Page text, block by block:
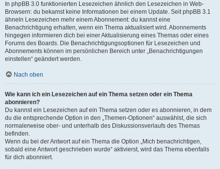
In phpBB 3.0 funktionierten Lesezeichen ähnlich den Lesezeichen in Web-
Browsern: du bekamst keine Informationen bei einem Update. Seit phpBB 3.1
ähneln Lesezeichen mehr einem Abonnement: du kannst eine
Benachrichtigung erhalten, wenn ein Thema aktualisiert wird. Abonnements
hingegen informieren dich bei einer Aktualisierung eines Themas oder eines
Forums des Boards. Die Benachrichtigungsoptionen für Lesezeichen und
Abonnements können im persönlichen Bereich unter „Benachrichtigungen
einstellen“ geändert werden.
Nach oben
Wie kann ich ein Lesezeichen auf ein Thema setzen oder ein Thema
abonnieren?
Du kannst ein Lesezeichen auf ein Thema setzen oder es abonnieren, in dem
du die entsprechende Option in den „Themen-Optionen“ auswählst, die sich
normalerweise ober- und unterhalb des Diskussionsverlaufs des Themas
befinden.
Wenn du bei der Antwort auf ein Thema die Option „Mich benachrichtigen,
sobald eine Antwort geschrieben wurde“ aktivierst, wird das Thema ebenfalls
für dich abonniert.